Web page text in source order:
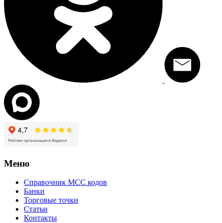
Меню
Справочник MCC кодов
Банки
Торговые точки
Статьи
Контакты